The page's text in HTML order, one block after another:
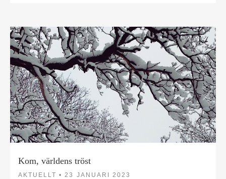
Kom, världens tröst
AKTUELLT • 23 JANUARI 2023